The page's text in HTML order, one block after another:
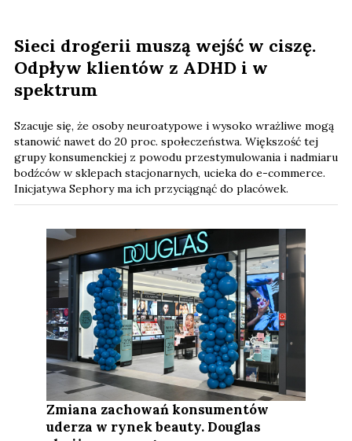
Sieci drogerii muszą wejść w ciszę.
Odpływ klientów z ADHD i w
spektrum
Szacuje się, że osoby neuroatypowe i wysoko wrażliwe mogą
stanowić nawet do 20 proc. społeczeństwa. Większość tej
grupy konsumenckiej z powodu przestymulowania i nadmiaru
bodźców w sklepach stacjonarnych, ucieka do e-commerce.
Inicjatywa Sephory ma ich przyciągnąć do placówek.
Zmiana zachowań konsumentów
uderza w rynek beauty. Douglas